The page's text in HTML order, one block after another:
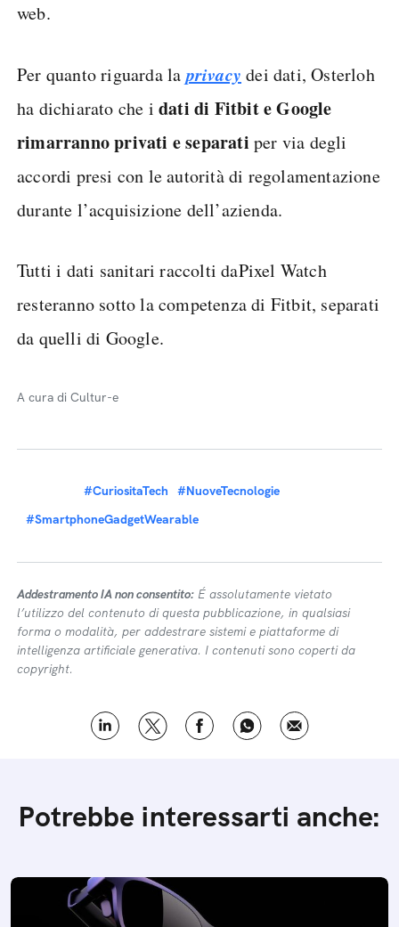
web.
Per quanto riguarda laprivacy dei dati, Osterloh
ha dichiarato che i dati di Fitbit e Google
rimarranno privati e separati per via degli
accordi presi con le autorità di regolamentazione
durante l’acquisizione dell’azienda.
Tutti i dati sanitari raccolti daPixel Watch
resteranno sotto la competenza di Fitbit, separati
da quelli di Google.
A cura di Cultur-e
#CuriositaTech
#NuoveTecnologie
#SmartphoneGadgetWearable
Addestramento IA non consentito: É assolutamente vietato
l’utilizzo del contenuto di questa pubblicazione, in qualsiasi
forma o modalità, per addestrare sistemi e piattaforme di
intelligenza artificiale generativa. I contenuti sono coperti da
copyright.
Potrebbe interessarti anche: